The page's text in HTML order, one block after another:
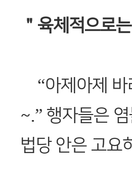
＂육체적으로
“아제아제 바
~.” 행자들은
법당 안은 고요